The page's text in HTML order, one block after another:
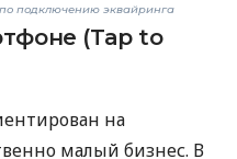
подключению эквайринга
(Tap to
на
малый бизнес. В